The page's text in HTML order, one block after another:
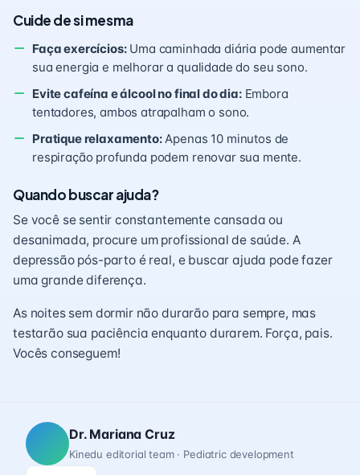
Cuide de si mesma
Faça exercícios:Uma caminhada diária pode aumentar
sua energia e melhorar a qualidade do seu sono.
Evite cafeína e álcool no final do dia:Embora
tentadores, ambos atrapalham o sono.
Pratique relaxamento:Apenas 10 minutos de
respiração profunda podem renovar sua mente.
Quando buscar ajuda?
Se você se sentir constantemente cansada ou
desanimada, procure um profissional de saúde. A
depressão pós-parto é real, e buscar ajuda pode fazer
uma grande diferença.
As noites sem dormir não durarão para sempre, mas
testarão sua paciência enquanto durarem. Força, pais.
Vocês conseguem!
Dr. Mariana Cruz
Kinedu editorial team · Pediatric development